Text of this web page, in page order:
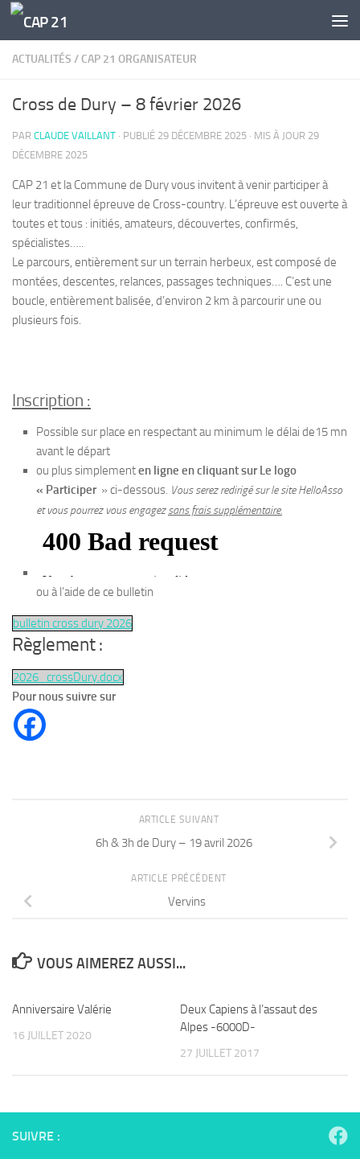
Skip to content
ACTUALITÉS / CAP 21 ORGANISATEUR
Cross de Dury – 8 février 2026
PAR CLAUDE VAILLANT · PUBLIÉ 29 DÉCEMBRE 2025 · MIS À JOUR 29
DÉCEMBRE 2025
CAP 21 et la Commune de Dury vous invitent à venir participer à
leur traditionnel épreuve de Cross-country. L’épreuve est ouverte à
toutes et tous : initiés, amateurs, découvertes, confirmés,
spécialistes…..
Le parcours, entièrement sur un terrain herbeux, est composé de
montées, descentes, relances, passages techniques…. C’est une
boucle, entièrement balisée, d’environ 2 km à parcourir une ou
plusieurs fois.
Inscription :
Possible sur place en respectant au minimum le délai de15 mn
avant le départ
ou plus simplementen ligne en cliquant sur Le logo
« Participer» ci-dessous. Vous serez redirigé sur le site HelloAsso
et vous pourrez vous engagezsans frais supplémentaire.
ou à l’aide de ce bulletin
bulletin cross dury 2026
Règlement :
2026_crossDury.docx
Pour nous suivre sur
ARTICLE SUIVANT
6h & 3h de Dury – 19 avril 2026
ARTICLE PRÉCÉDENT
Vervins
VOUS AIMEREZ AUSSI...
Anniversaire Valérie
16 JUILLET 2020
Deux Capiens à l’assaut des
Alpes -6000D-
27 JUILLET 2017
SUIVRE :